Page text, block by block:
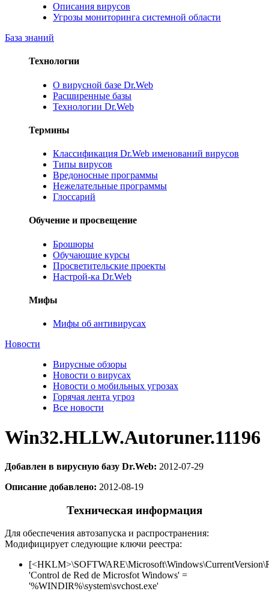
Описания вирусов
Угрозы мониторинга системной области
База знаний
Технологии
О вирусной базе Dr.Web
Расширенные базы
Технологии Dr.Web
Термины
Классификация Dr.Web именований вирусов
Типы вирусов
Вредоносные программы
Нежелательные программы
Глоссарий
Обучение и просвещение
Брошюры
Обучающие курсы
Просветительские проекты
Настрой-ка Dr.Web
Мифы
Мифы об антивирусах
Новости
Вирусные обзоры
Новости о вирусах
Новости о мобильных угрозах
Горячая лента угроз
Все новости
Win32.HLLW.Autoruner.11196
Добавлен в вирусную базу Dr.Web: 2012-07-29
Описание добавлено: 2012-08-19
Техническая информация
Для обеспечения автозапуска и распространения:
Модифицирует следующие ключи реестра:
'Control de Red de Microsfot Windows' =
'%WINDIR%\system\svchost.exe'